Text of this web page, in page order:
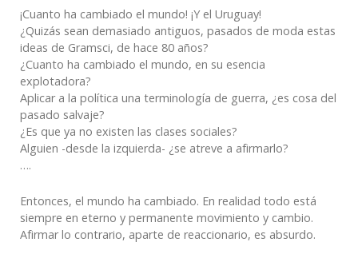
¡Cuanto ha cambiado el mundo! ¡Y el Uruguay!
¿Quizás sean demasiado antiguos, pasados de moda estas
ideas de Gramsci, de hace 80 años?
¿Cuanto ha cambiado el mundo, en su esencia
explotadora?
Aplicar a la política una terminología de guerra, ¿es cosa del
pasado salvaje?
¿Es que ya no existen las clases sociales?
Alguien -desde la izquierda- ¿se atreve a afirmarlo?
….
Entonces, el mundo ha cambiado. En realidad todo está
siempre en eterno y permanente movimiento y cambio.
Afirmar lo contrario, aparte de reaccionario, es absurdo.